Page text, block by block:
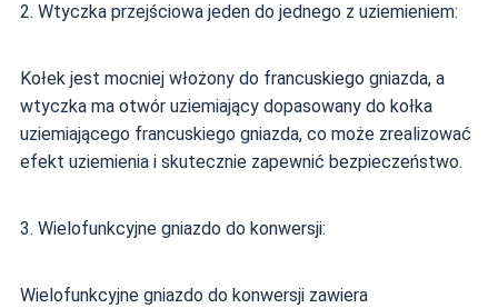
2. Wtyczka przejściowa jeden do jednego z uziemieniem:
Kołek jest mocniej włożony do francuskiego gniazda, a
wtyczka ma otwór uziemiający dopasowany do kołka
uziemiającego francuskiego gniazda, co może zrealizować
efekt uziemienia i skutecznie zapewnić bezpieczeństwo.
3. Wielofunkcyjne gniazdo do konwersji:
Wielofunkcyjne gniazdo do konwersji zawiera